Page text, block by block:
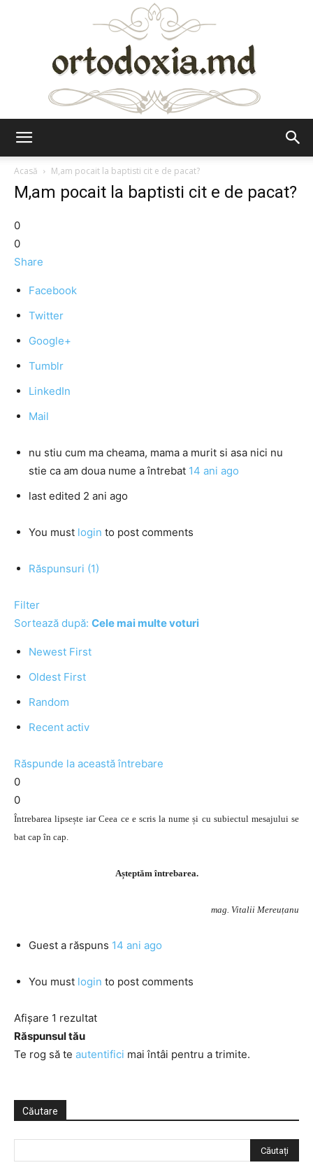
Acasă
M,am pocait la baptisti cit e de pacat?
M,am pocait la baptisti cit e de pacat?
0
0
Share
Facebook
Twitter
Google+
Tumblr
LinkedIn
Mail
nu stiu cum ma cheama, mama a murit si asa nici nu
stie ca am doua nume a întrebat 14 ani ago
last edited 2 ani ago
You must login to post comments
Răspunsuri (1)
Filter
Sortează după: Cele mai multe voturi
Newest First
Oldest First
Random
Recent activ
Răspunde la această întrebare
0
0
Întrebarea lipsește iar Ceea ce e scris la nume și cu subiectul mesajului se
bat cap în cap.
Așteptăm întrebarea.
mag. Vitalii Mereuțanu
Guest a răspuns 14 ani ago
You must login to post comments
Afișare 1 rezultat
Răspunsul tău
Te rog să te autentifici mai întâi pentru a trimite.
Căutare